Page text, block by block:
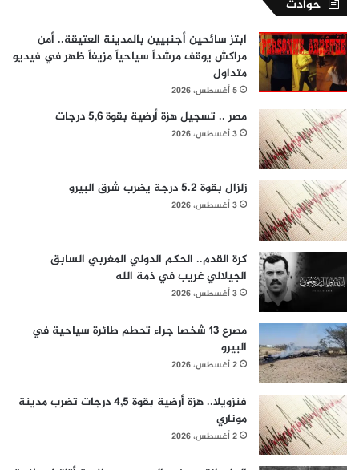
حوادث
ابتز سائحين أجنبيين بالمدينة العتيقة.. أمن
مراكش يوقف مرشداً سياحياً مزيفاً ظهر في فيديو
متداول
5 أغسطس، 2026
مصر .. تسجيل هزة أرضية بقوة 5,6 درجات
3 أغسطس، 2026
زلزال بقوة 5.2 درجة يضرب شرق البيرو
3 أغسطس، 2026
كرة القدم.. الحكم الدولي المغربي السابق
الجيلالي غريب في ذمة الله
3 أغسطس، 2026
مصرع 13 شخصا جراء تحطم طائرة سياحية في
البيرو
2 أغسطس، 2026
فنزويلا.. هزة أرضية بقوة 4,5 درجات تضرب مدينة
موناري
2 أغسطس، 2026